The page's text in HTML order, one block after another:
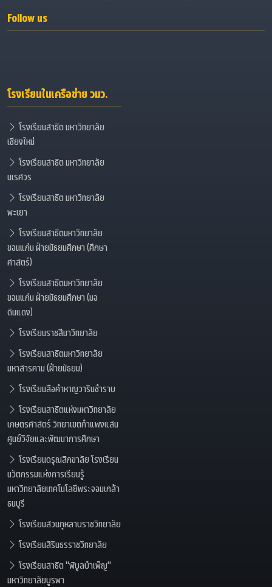
Follow us
โรงเรียนในเครือข่าย วมว.
โรงเรียนสาธิต มหาวิทยาลัย
เชียงใหม่
โรงเรียนสาธิต มหาวิทยาลัย
นเรศวร
โรงเรียนสาธิต มหาวิทยาลัย
พะเยา
โรงเรียนสาธิตมหาวิทยาลัย
ขอนแก่น ฝ่ายมัธยมศึกษา (ศึกษา
ศาสตร์)
โรงเรียนสาธิตมหาวิทยาลัย
ขอนแก่น ฝ่ายมัธยมศึกษา (มอ
ดินแดง)
โรงเรียนราชสีมาวิทยาลัย
โรงเรียนสาธิตมหาวิทยาลัย
มหาสารคาม (ฝ่ายมัธยม)
โรงเรียนลือคำหาญวารินชำราบ
โรงเรียนสาธิตแห่งมหาวิทยาลัย
เกษตรศาสตร์ วิทยาเขตกำแพงแสน
ศูนย์วิจัยและพัฒนาการศึกษา
โรงเรียนดรุณสิกขาลัย โรงเรียน
นวัตกรรมแห่งการเรียนรู้
มหาวิทยาลัยเทคโนโลยีพระจอมเกล้า
ธนบุรี
โรงเรียนสวนกุหลาบราชวิทยาลัย
โรงเรียนสิรินธรราชวิทยาลัย
โรงเรียนสาธิต "พิบูลบำเพ็ญ"
มหาวิทยาลัยบูรพา